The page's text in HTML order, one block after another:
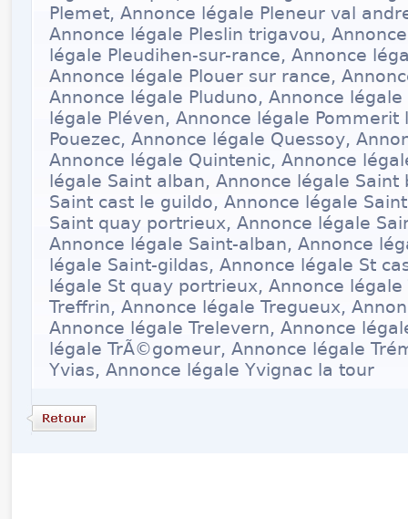
Plemet, Annonce légale Pleneur val
Annonce légale Pleslin trigavou,
légale Pleudihen-sur-rance, Annonce
Annonce légale Plouer sur rance,
Annonce légale Pluduno, Annonce
légale Pléven, Annonce légale
Pouezec, Annonce légale Quessoy,
Annonce légale Quintenic, Annonce
légale Saint alban, Annonce légale Saint
Saint cast le guildo, Annonce légale
Saint quay portrieux, Annonce légale
Annonce légale Saint-alban, Annonce
légale Saint-gildas, Annonce légale St
légale St quay portrieux, Annonce
Treffrin, Annonce légale Tregueux,
Annonce légale Trelevern, Annonce
légale TrÃ©gomeur, Annonce légale
Yvias, Annonce légale Yvignac la tour